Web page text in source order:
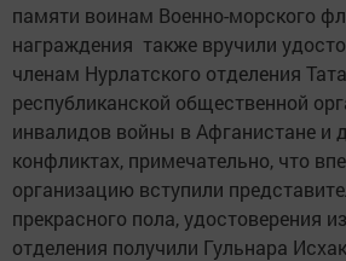
памяти воинам Военно-морского
награждения также вручили
членам Нурлатского отделения
республиканской общественной
инвалидов войны в Афганистане и
конфликтах, примечательно, что
организацию вступили
прекрасного пола, удостоверения
отделения получили Гульнара